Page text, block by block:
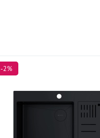
-2%